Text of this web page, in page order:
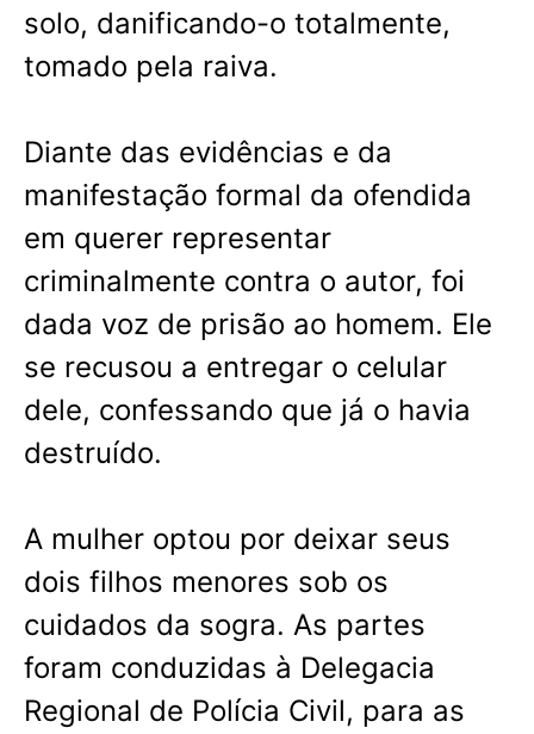
solo, danificando-o totalmente,
tomado pela raiva.
Diante das evidências e da
manifestação formal da ofendida
em querer representar
criminalmente contra o autor, foi
dada voz de prisão ao homem. Ele
se recusou a entregar o celular
dele, confessando que já o havia
destruído.
A mulher optou por deixar seus
dois filhos menores sob os
cuidados da sogra. As partes
foram conduzidas à Delegacia
Regional de Polícia Civil, para as